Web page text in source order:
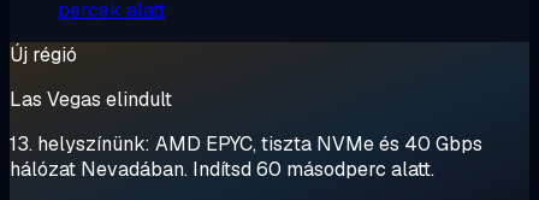
percek alatt
Új régió
Las Vegas elindult
13. helyszínünk: AMD EPYC, tiszta NVMe és 40 Gbps
hálózat Nevadában. Indítsd 60 másodperc alatt.